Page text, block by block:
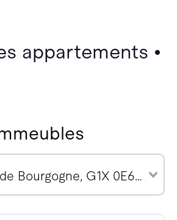
appartements •
950 Avenue de Bourgogne, G1X 0E6 (10)